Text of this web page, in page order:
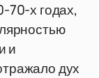
70-х годах,
и
дух